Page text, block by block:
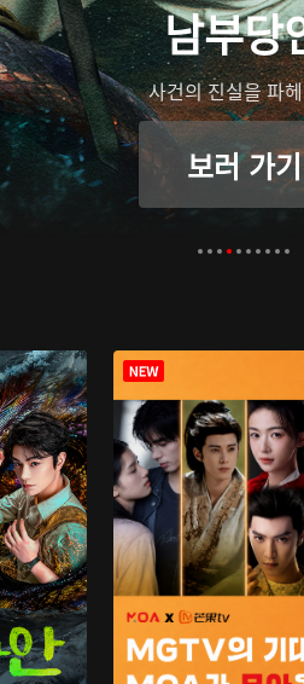
남부당
사건의 진실을 파
보러 가기